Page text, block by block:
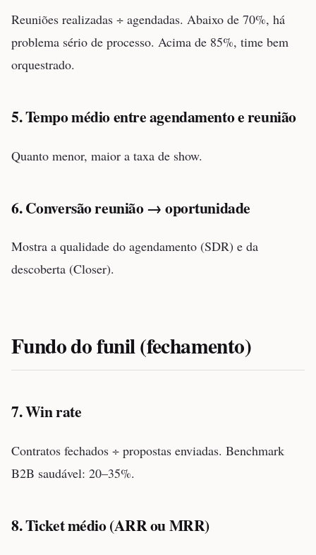
Reuniões realizadas ÷ agendadas. Abaixo de 70%, há
problema sério de processo. Acima de 85%, time bem
orquestrado.
5. Tempo médio entre agendamento e reunião
Quanto menor, maior a taxa de show.
6. Conversão reunião → oportunidade
Mostra a qualidade do agendamento (SDR) e da
descoberta (Closer).
Fundo do funil (fechamento)
7. Win rate
Contratos fechados ÷ propostas enviadas. Benchmark
B2B saudável: 20–35%.
8. Ticket médio (ARR ou MRR)